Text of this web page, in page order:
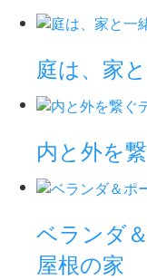
庭は、家
内と外を
ベランダ
屋根の家